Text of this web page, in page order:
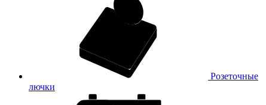
Розеточные
лючки